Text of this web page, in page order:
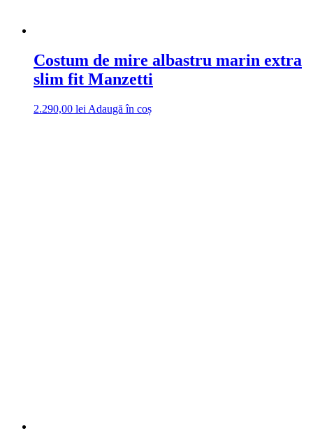
Costum de mire albastru marin extra
slim fit Manzetti
2.290,00 lei Adaugă în coș